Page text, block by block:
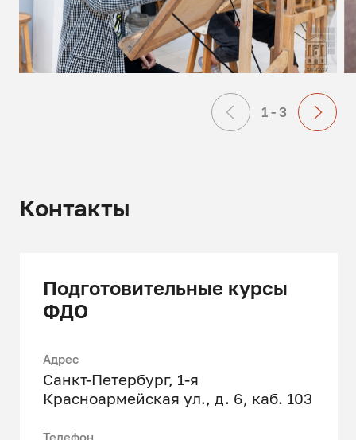
1 - 3
Контакты
Подготовительные курсы
ФДО
Адрес
Санкт-Петербург, 1-я
Красноармейская ул., д. 6, каб. 103